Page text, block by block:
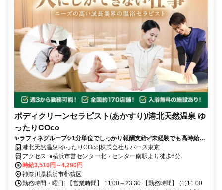
ボディクリーンセラピスト(あかすり)/港北天然温泉 ゆ
ったりCOco
✨️ラフィネグループ✨1分単位でしっかり報酬支給️✅未経験でも高時給✅️
ノルマなし✅スキルUPも可能◎️セカンドキャリアとしてセラピストデビ
ューしませんか？
港北天然温泉 ゆったりCOco|株式会社リバース東京
アクセス: ●横浜市営センター北・センター南駅より徒歩6分
時給3,510円～4,290円
神奈川県横浜市都筑区
勤務時間・曜日: 【営業時間】 11:00～23:30 【勤務時間】 (1)11:00